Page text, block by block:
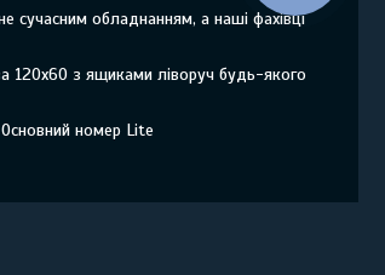
сучасним обладнанням, а наші фахівці
120х60 з ящиками ліворуч будь-якого
номер Lite